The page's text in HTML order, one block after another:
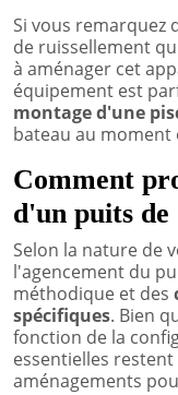
Si vous remarquez
de ruissellement
à aménager cet
équipement est
montage d'une
bateau au moment
Comment
d'un puits de
Selon la nature de
l'agencement du
méthodique et des
spécifiques. Bien
fonction de la
essentielles
aménagements